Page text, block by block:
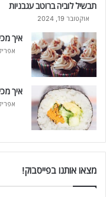
תבשיל לוביה ברוטב עגבניות
אוקטובר 19, 2024
איך
אפריל 16,
איך
אפריל 2,
מצאו אותנו בפייסבוק!